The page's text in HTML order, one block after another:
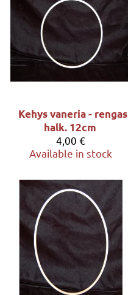
Kehys vaneria - rengas
halk. 12cm
4,00 €
Available in stock